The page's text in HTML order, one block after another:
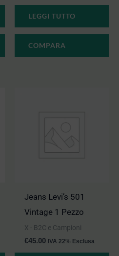
LEGGI TUTTO
COMPARA
Jeans Levi’s 501
Vintage 1 Pezzo
X - B2C e Campioni
€45.00 IVA 22% Esclusa